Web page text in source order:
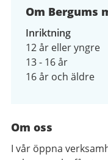
Om Bergums
Inriktning
12 år eller yngre
13 - 16 år
16 år och äldre
Om oss
I vår öppna